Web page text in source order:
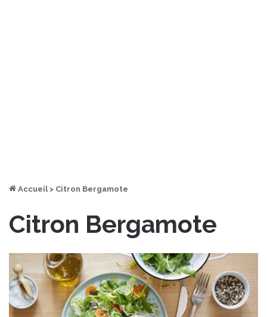
Accueil > Citron Bergamote
Citron Bergamote